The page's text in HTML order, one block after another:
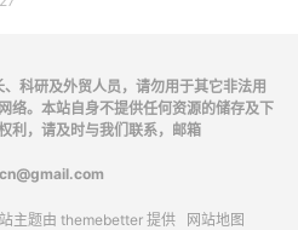
、科研及外贸人员，请勿用于其它非法用
络。本站自身不提供任何资源的储存及下
利，请及时与我们联系，邮箱
主题由 themebetter 提供 网站地图